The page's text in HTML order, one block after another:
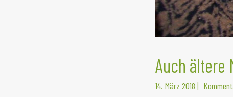
Auch ältere
14. März 2018 |